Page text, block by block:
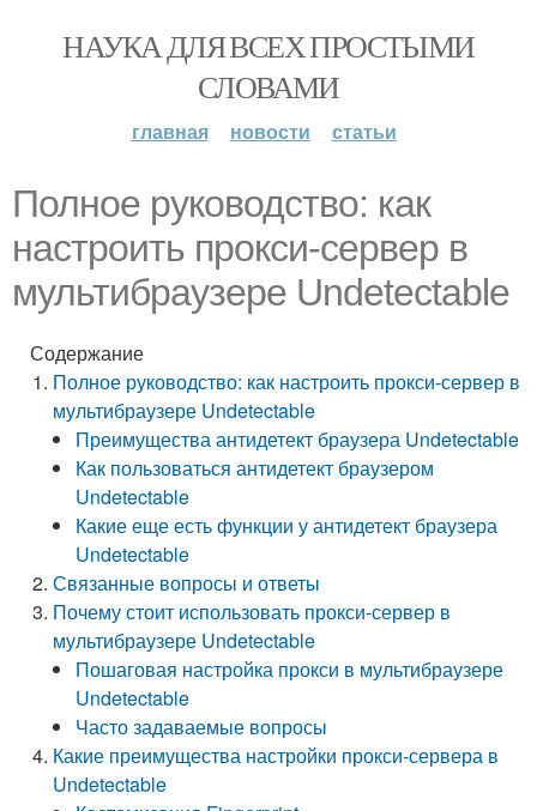
НАУКА ДЛЯ ВСЕХ ПРОСТЫМИ
СЛОВАМИ
главная новости статьи
Полное руководство: как
настроить прокси-сервер в
мультибраузере Undetectable
Содержание
Полное руководство: как настроить прокси-сервер в
мультибраузере Undetectable
Преимущества антидетект браузера Undetectable
Как пользоваться антидетект браузером
Undetectable
Какие еще есть функции у антидетект браузера
Undetectable
Связанные вопросы и ответы
Почему стоит использовать прокси-сервер в
мультибраузере Undetectable
Пошаговая настройка прокси в мультибраузере
Undetectable
Часто задаваемые вопросы
Какие преимущества настройки прокси-сервера в
Undetectable